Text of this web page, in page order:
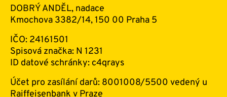
DOBRÝ ANDĚL, nadace
Kmochova 3382/14, 150 00 Praha 5
IČO: 24161501
Spisová značka: N 1231
ID datové schránky: c4qrays
Účet pro zasílání darů: 8001008/5500 vedený u
Raiffeisenbank v Praze